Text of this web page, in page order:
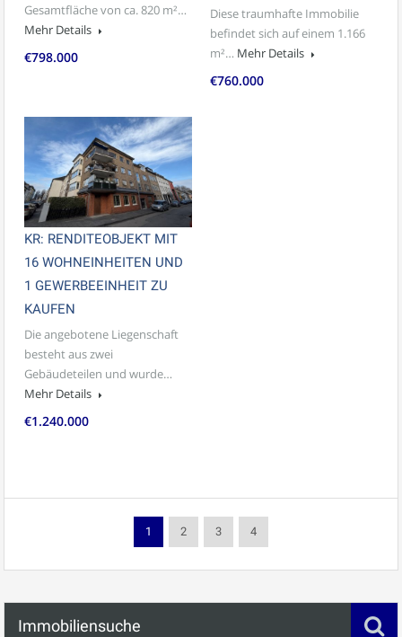
Gesamtfläche von ca. 820 m²…
Mehr Details
€798.000
Diese traumhafte Immobilie
befindet sich auf einem 1.166
m²… Mehr Details
€760.000
KR: RENDITEOBJEKT MIT
16 WOHNEINHEITEN UND
1 GEWERBEEINHEIT ZU
KAUFEN
Die angebotene Liegenschaft
besteht aus zwei
Gebäudeteilen und wurde…
Mehr Details
€1.240.000
1 2 3 4
Immobiliensuche